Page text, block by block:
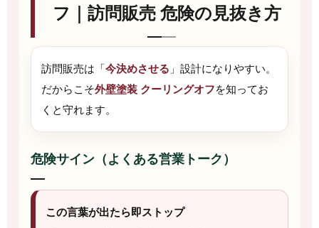
フ｜訪問販売 危険の見抜き方
訪問販売は「今決めさせる 」設計になりやすい。
だからこそ外壁塗装 クーリングオフを知ってお
くと守れます。
危険サイン（よくある営業トーク）
この言葉が出たら即ストップ